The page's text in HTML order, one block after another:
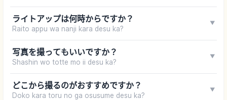
ライトアップは何時からですか？
Raito appu wa nanji kara desu ka?
▼
写真を撮ってもいいですか？
Shashin wo totte mo ii desu ka?
▼
どこから撮るのがおすすめですか？
Doko kara toru no ga osusume desu ka?
▼